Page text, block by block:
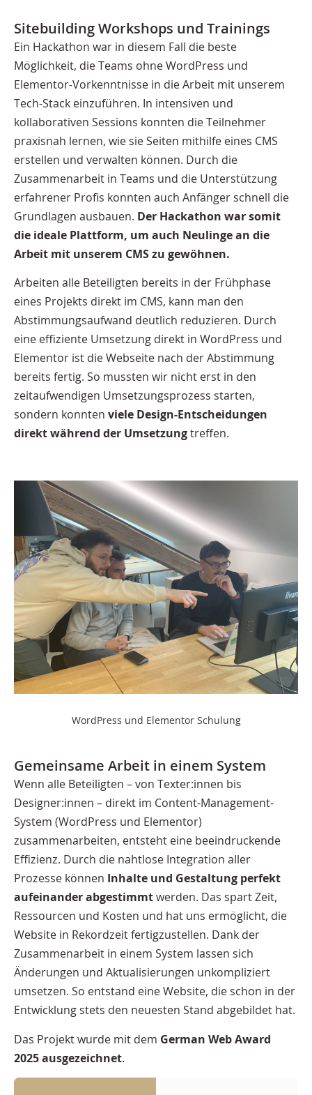
Sitebuilding Workshops und Trainings
Ein Hackathon war in diesem Fall die beste
Möglichkeit, die Teams ohne WordPress und
Elementor-Vorkenntnisse in die Arbeit mit unserem
Tech-Stack einzuführen. In intensiven und
kollaborativen Sessions konnten die Teilnehmer
praxisnah lernen, wie sie Seiten mithilfe eines CMS
erstellen und verwalten können. Durch die
Zusammenarbeit in Teams und die Unterstützung
erfahrener Profis konnten auch Anfänger schnell die
Grundlagen ausbauen. Der Hackathon war somit
die ideale Plattform, um auch Neulinge an die
Arbeit mit unserem CMS zu gewöhnen.
Arbeiten alle Beteiligten bereits in der Frühphase
eines Projekts direkt im CMS, kann man den
Abstimmungsaufwand deutlich reduzieren. Durch
eine effiziente Umsetzung direkt in WordPress und
Elementor ist die Webseite nach der Abstimmung
bereits fertig. So mussten wir nicht erst in den
zeitaufwendigen Umsetzungsprozess starten,
sondern konnten viele Design-Entscheidungen
direkt während der Umsetzungtreffen.
WordPress und Elementor Schulung
Gemeinsame Arbeit in einem System
Wenn alle Beteiligten – von Texter:innen bis
Designer:innen – direkt im Content-Management-
System (WordPress und Elementor)
zusammenarbeiten, entsteht eine beeindruckende
Effizienz. Durch die nahtlose Integration aller
Prozesse können Inhalte und Gestaltung perfekt
aufeinander abgestimmtwerden. Das spart Zeit,
Ressourcen und Kosten und hat uns ermöglicht, die
Website in Rekordzeit fertigzustellen. Dank der
Zusammenarbeit in einem System lassen sich
Änderungen und Aktualisierungen unkompliziert
umsetzen. So entstand eine Website, die schon in der
Entwicklung stets den neuesten Stand abgebildet hat.
Das Projekt wurde mit dem German Web Award
2025 ausgezeichnet.